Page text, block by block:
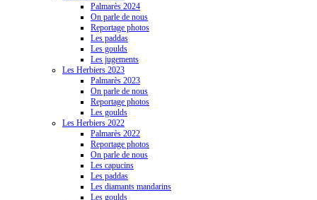
Palmarès 2024
On parle de nous
Reportage photos
Les paddas
Les goulds
Les jugements
Les Herbiers 2023
Palmarès 2023
On parle de nous
Reportage photos
Les goulds
Les Herbiers 2022
Palmarès 2022
Reportage photos
On parle de nous
Les capucins
Les paddas
Les diamants mandarins
Les goulds